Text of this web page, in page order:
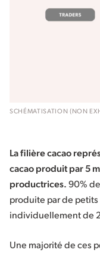
SCHÉMATISATION (NON
La filière cacao
cacao produit par 5
productrices.90%
produite par de
individuellement de
Une majorité de ces